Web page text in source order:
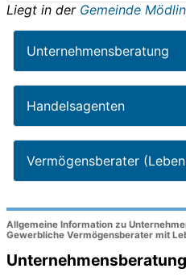
Liegt in der Gemeinde
Unternehmensberatung
Handelsagenten
Vermögensberater
Allgemeine Information zu
Gewerbliche Vermögensberater mit
Unternehmensberatung